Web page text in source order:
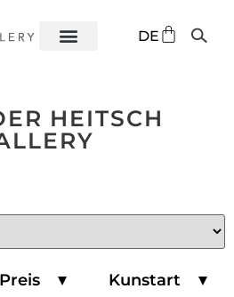
DE
ES
HEITSCH
Preis Kunstart